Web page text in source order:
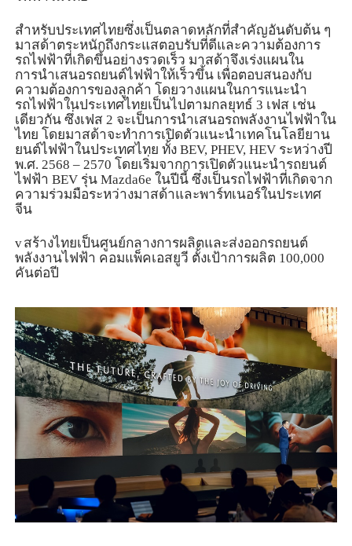
สำหรับประเทศไทยซึ่งเป็นตลาดหลักที่สำคัญอันดับต้น ๆ
มาสด้าตระหนักถึงกระแสตอบรับที่ดีและความต้องการ
รถไฟฟ้าที่เกิดขึ้นอย่างรวดเร็ว มาสด้าจึงเร่งแผนใน
การนำเสนอรถยนต์ไฟฟ้าให้เร็วขึ้น เพื่อตอบสนองกับ
ความต้องการของลูกค้า โดยวางแผนในการแนะนำ
รถไฟฟ้าในประเทศไทยเป็นไปตามกลยุทธ์ 3 เฟส เช่น
เดียวกัน ซึ่งเฟส 2 จะเป็นการนำเสนอรถพลังงานไฟฟ้าใน
ไทย โดยมาสด้าจะทำการเปิดตัวแนะนำเทคโนโลยียาน
ยนต์ไฟฟ้าในประเทศไทย ทั้ง BEV, PHEV, HEV ระหว่างปี
พ.ศ. 2568 – 2570 โดยเริ่มจากการเปิดตัวแนะนำรถยนต์
ไฟฟ้า BEVรุ่น Mazda6e ในปีนี้ ซึ่งเป็นรถไฟฟ้าที่เกิดจาก
ความร่วมมือระหว่างมาสด้าและพาร์ทเนอร์ในประเทศ
จีน
vสร้างไทยเป็นศูนย์กลางการผลิตและส่งออกรถยนต์
พลังงานไฟฟ้า คอมแพ็คเอสยูวี ตั้งเป้าการผลิต 100,000
คันต่อปี